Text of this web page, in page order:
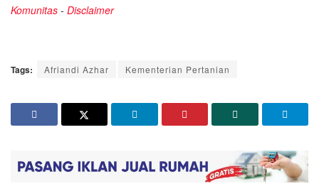
Komunitas - Disclaimer
Tags: Afriandi Azhar Kementerian Pertanian